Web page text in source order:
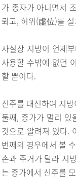
가 종자가 아니면서
뢰고, 허위(虛位)를
사실상 지방이 언제
사용할 수밖에 없던
할 뿐이다.
신주를 대신하여 지
둘째, 종가가 멀리 있
것으로 알려져 있다.
번째의 경우에서 볼
손과 주거가 달라 지
는 종가에서 신주를